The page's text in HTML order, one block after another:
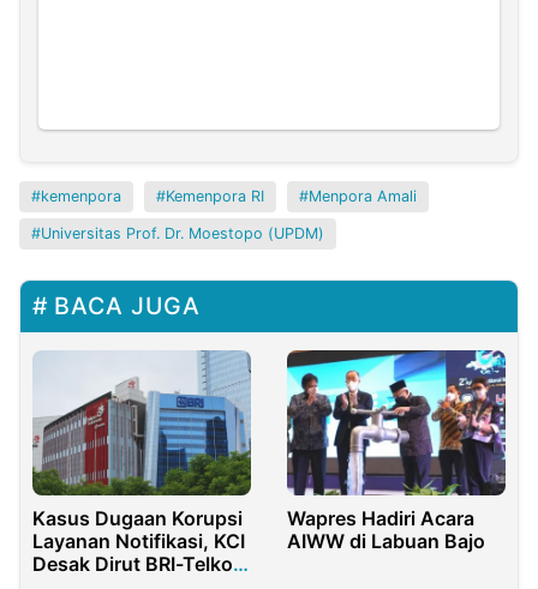
kemenpora Kemenpora RI Menpora Amali
Universitas Prof. Dr. Moestopo (UPDM)
BACA JUGA
Kasus Dugaan Korupsi
Layanan Notifikasi, KCI
Desak Dirut BRI-Telkom
Wapres Hadiri Acara
AIWW di Labuan Bajo